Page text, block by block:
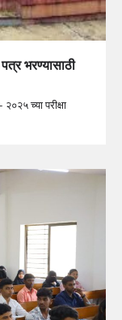
पत्र भरण्यासाठी
२०२५ च्या परीक्षा